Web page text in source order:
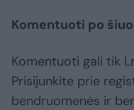
Komentuoti po
Komentuoti gali tik
Prisijunkite prie
bendruomenės ir